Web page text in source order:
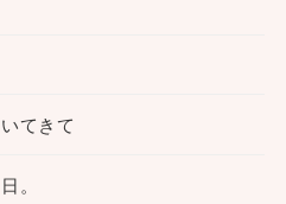
てきて
。